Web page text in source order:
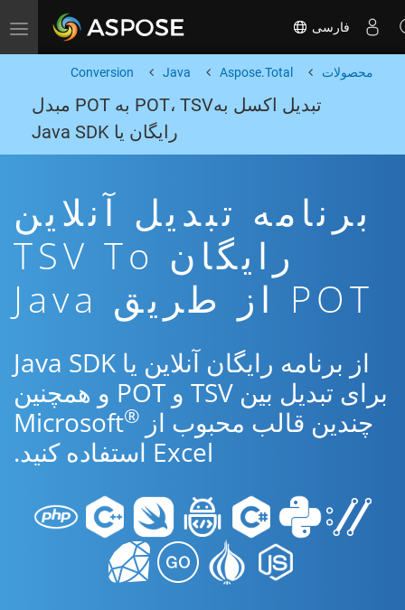
Toggle navigation فارسی
محصولات Aspose.Total
Java
Conversion
تبدیل اکسل بهPOT، TSV به POT مبدل
رایگان یا Java SDK
برنامه تبدیل آنلاین
رایگان TSV To
POT از طریق Java
از برنامه رایگان آنلاین یا Java SDK
برای تبدیل بین TSV و POT و همچنین
چندین قالب محبوب از Microsoft ®
Excel استفاده کنید.